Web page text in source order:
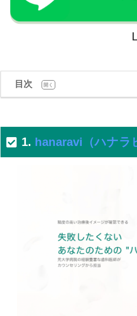
目次 開く
1. hanaravi（ハナラ